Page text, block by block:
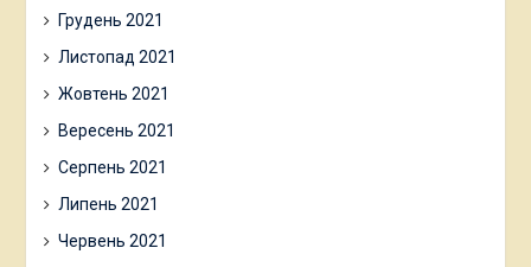
Грудень 2021
Листопад 2021
Жовтень 2021
Вересень 2021
Серпень 2021
Липень 2021
Червень 2021